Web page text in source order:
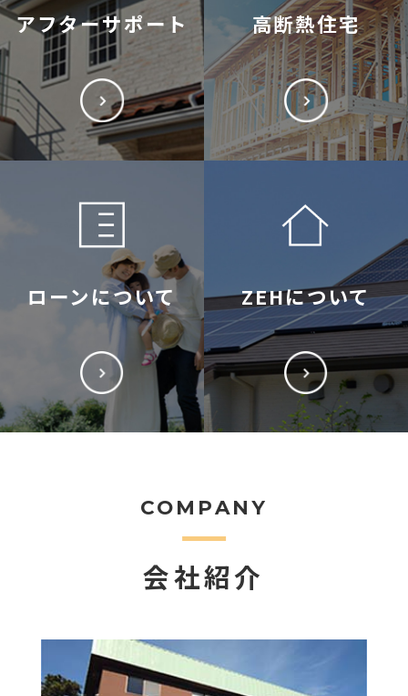
アフターサポート 高断熱住宅
ローンについて ZEHについて
COMPANY
会社紹介